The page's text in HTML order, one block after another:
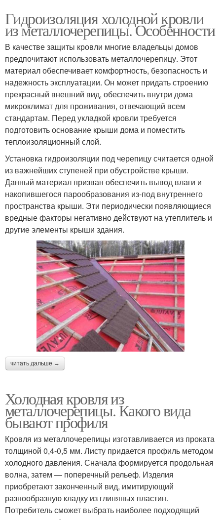
Гидроизоляция холодной кровли
из металлочерепицы. Особенности
В качестве защиты кровли многие владельцы домов
предпочитают использовать металлочерепицу. Этот
материал обеспечивает комфортность, безопасность и
надежность эксплуатации. Он может придать строению
прекрасный внешний вид, обеспечить внутри дома
микроклимат для проживания, отвечающий всем
стандартам. Перед укладкой кровли требуется
подготовить основание крыши дома и поместить
теплоизоляционный слой.
Установка гидроизоляции под черепицу считается одной
из важнейших ступеней при обустройстве крыши.
Данный материал призван обеспечить вывод влаги и
накопившегося парообразования из-под внутреннего
пространства крыши. Эти периодически появляющиеся
вредные факторы негативно действуют на утеплитель и
другие элементы крыши здания.
читать дальше →
Холодная кровля из
металлочерепицы. Какого вида
бывают профиля
Кровля из металлочерепицы изготавливается из проката
толщиной 0,4-0,5 мм. Листу придается профиль методом
холодного давления. Сначала формируется продольная
волна, затем — поперечный рельеф. Изделия
приобретают законченный вид, имитирующий
разнообразную кладку из глиняных пластин.
Потребитель сможет выбрать наиболее подходящий